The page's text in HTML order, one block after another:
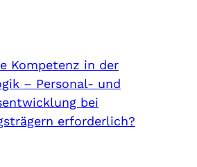
Kompetenz in der
– Personal- und
bei
erforderlich?